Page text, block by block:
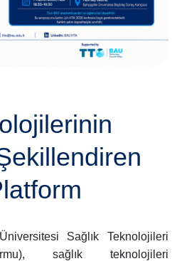
Sağlık Teknolojileri
sağlık teknolojileri